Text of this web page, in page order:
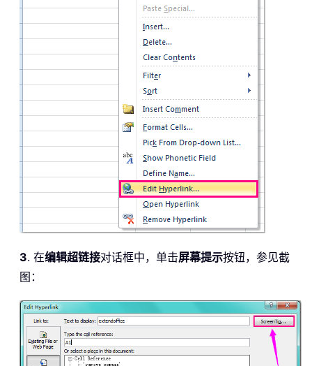
3. 在编辑超链接对话框中，单击屏幕提示按钮，参见截
图：